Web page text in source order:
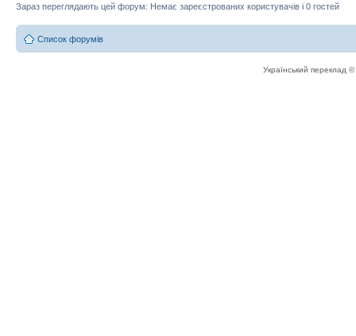
Зараз переглядають цей форум: Немає зареєстрованих користувачів і 0 гостей
Список форумів
Український переклад